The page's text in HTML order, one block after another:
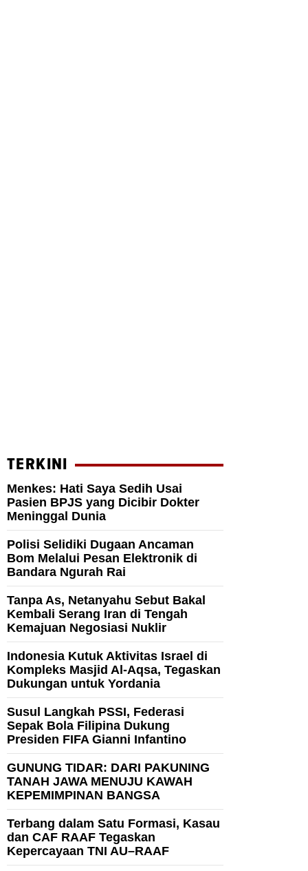
TERKINI
Menkes: Hati Saya Sedih Usai
Pasien BPJS yang Dicibir Dokter
Meninggal Dunia
Polisi Selidiki Dugaan Ancaman
Bom Melalui Pesan Elektronik di
Bandara Ngurah Rai
Tanpa As, Netanyahu Sebut Bakal
Kembali Serang Iran di Tengah
Kemajuan Negosiasi Nuklir
Indonesia Kutuk Aktivitas Israel di
Kompleks Masjid Al-Aqsa, Tegaskan
Dukungan untuk Yordania
Susul Langkah PSSI, Federasi
Sepak Bola Filipina Dukung
Presiden FIFA Gianni Infantino
GUNUNG TIDAR: DARI PAKUNING
TANAH JAWA MENUJU KAWAH
KEPEMIMPINAN BANGSA
Terbang dalam Satu Formasi, Kasau
dan CAF RAAF Tegaskan
Kepercayaan TNI AU–RAAF